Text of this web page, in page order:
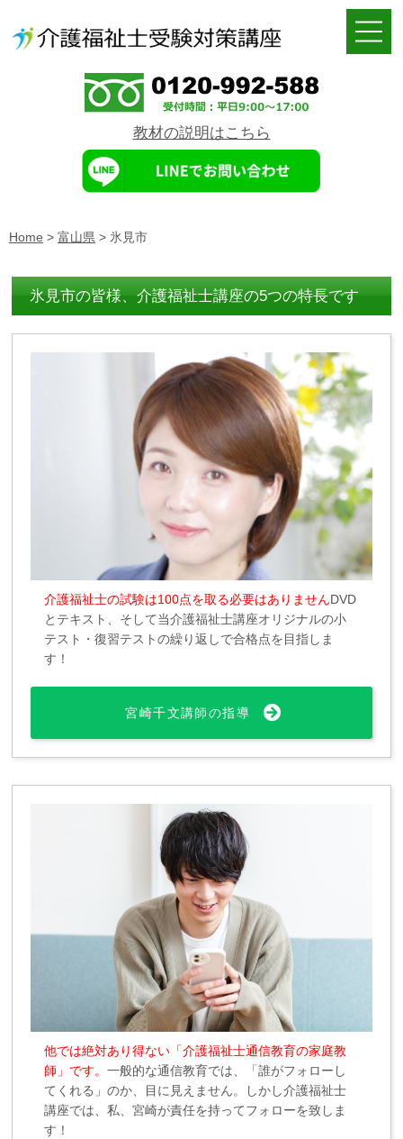
教材の説明はこちら
Home > 富山県 > 氷見市
氷見市の皆様、介護福祉士講座の5つの特長です
介護福祉士の試験は100点を取る必要はありませんDVD
とテキスト、そして当介護福祉士講座オリジナルの小
テスト・復習テストの繰り返しで合格点を目指しま
す！
宮崎千文講師の指導
他では絶対あり得ない「介護福祉士通信教育の家庭教
師」です。一般的な通信教育では、「誰がフォローし
てくれる」のか、目に見えません。しかし介護福祉士
講座では、私、宮崎が責任を持ってフォローを致しま
す！